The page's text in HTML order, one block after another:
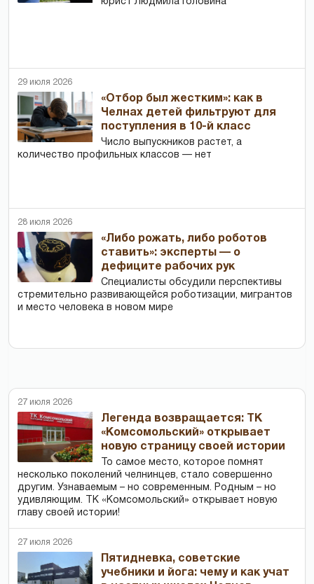
29 июля 2026
«Отбор был жестким»: как в
Челнах детей фильтруют для
поступления в 10-й класс
Число выпускников растет, а
количество профильных классов — нет
28 июля 2026
«Либо рожать, либо роботов
ставить»: эксперты — о
дефиците рабочих рук
Специалисты обсудили перспективы
стремительно развивающейся роботизации, мигрантов
и место человека в новом мире
27 июля 2026
Легенда возвращается: ТК
«Комсомольский» открывает
новую страницу своей истории
То самое место, которое помнят
несколько поколений челнинцев, стало совершенно
другим. Узнаваемым – но современным. Родным – но
удивляющим. ТК «Комсомольский» открывает новую
главу своей истории!
27 июля 2026
Пятидневка, советские
учебники и йога: чему и как учат